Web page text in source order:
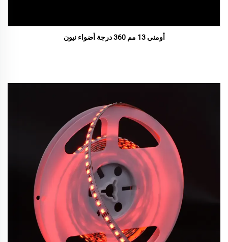
أومني 13 مم 360 درجة أضواء نيون